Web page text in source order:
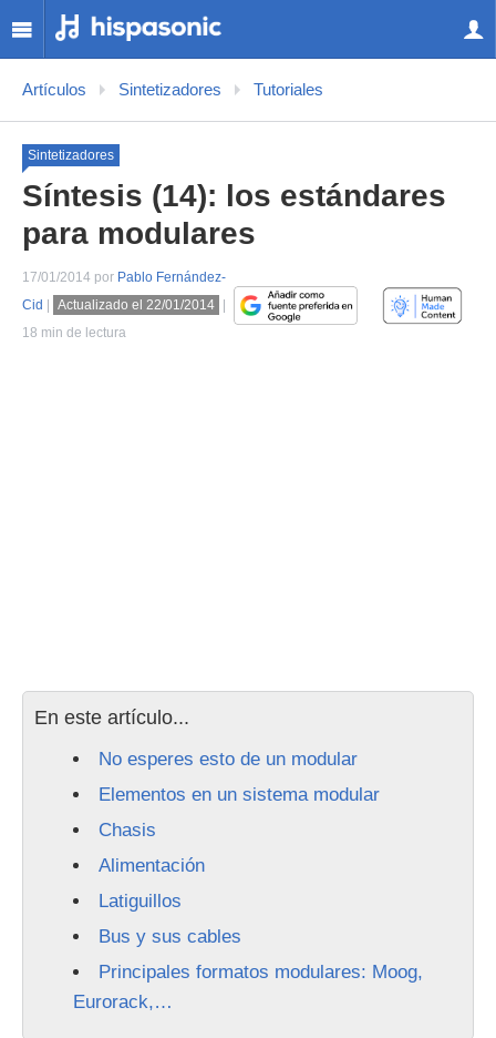
Artículos Sintetizadores Tutoriales
Sintetizadores
Síntesis (14): los estándares
para modulares
17/01/2014 por Pablo Fernández-
Cid
Actualizado el 22/01/2014
18 min de lectura
En este artículo...
No esperes esto de un modular
Elementos en un sistema modular
Chasis
Alimentación
Latiguillos
Bus y sus cables
Principales formatos modulares: Moog,
Eurorack,…